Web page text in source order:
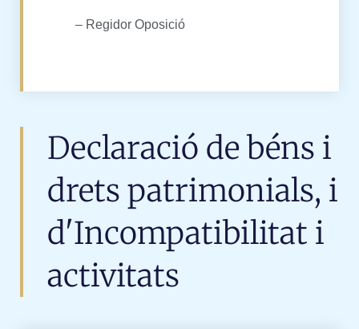
– Regidor Oposició
Declaració de béns i
drets patrimonials, i
d'Incompatibilitat i
activitats